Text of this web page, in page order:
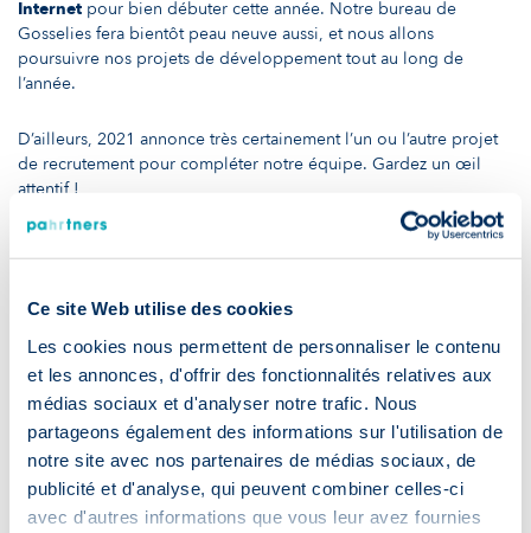
Ce site Web utilise des cookies
Les cookies nous permettent de personnaliser le contenu
et les annonces, d'offrir des fonctionnalités relatives aux
médias sociaux et d'analyser notre trafic. Nous
partageons également des informations sur l'utilisation de
notre site avec nos partenaires de médias sociaux, de
publicité et d'analyse, qui peuvent combiner celles-ci
avec d'autres informations que vous leur avez fournies
Internet pour bien débuter cette année. Notre bureau de
Gosselies fera bientôt peau neuve aussi, et nous allons
poursuivre nos projets de développement tout au long de
l’année.
D’ailleurs, 2021 annonce très certainement l’un ou l’autre projet
de recrutement pour compléter notre équipe. Gardez un œil
attentif !
l’année de la collaboration pour
Pour vous tenir au courant de l’actualité RH, de nos offres
d’emploi et autres sujets liés aux secteurs des sciences de la vie
et de l’industrie, rejoignez-nous vite surLinkedIn ou visitez le
reste de notresite web !